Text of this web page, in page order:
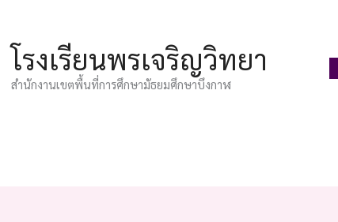
โรงเรียนพรเจริญวิทยา
สำนักงานเขตพื้นที่การศึกษามัธยมศึกษาบึงกาฬ